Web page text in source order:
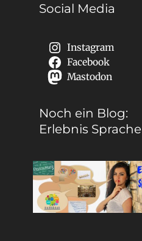
Social Media
Instagram
Facebook
Mastodon
Noch ein Blog:
Erlebnis Sprache